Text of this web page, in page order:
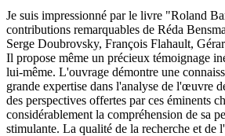
Je suis impressionné par le livre "Roland
contributions remarquables de Réda
Serge Doubrovsky, François Flahault,
Il propose même un précieux témoignage
lui-même. L'ouvrage démontre une
grande expertise dans l'analyse de l'œuvre
des perspectives offertes par ces éminents
considérablement la compréhension de sa
stimulante. La qualité de la recherche et de